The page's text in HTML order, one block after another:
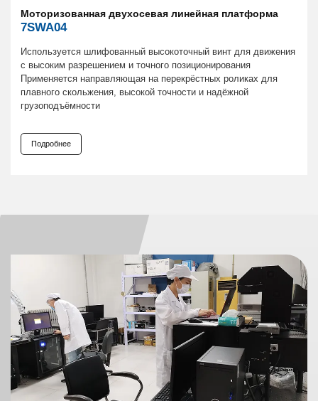
Моторизованная двухосевая линейная платформа
7SWA04
Используется шлифованный высокоточный винт для движения
с высоким разрешением и точного позиционирования
Применяется направляющая на перекрёстных роликах для
плавного скольжения, высокой точности и надёжной
грузоподъёмности
Подробнее